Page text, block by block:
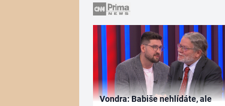
Vondra: Babiše nehlídáte, ale